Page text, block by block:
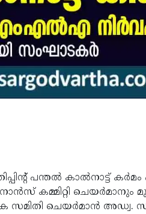
പന്തൽ കാൽനാട്ട്
കമ്മിറ്റി
സമിതി ചെയർമാൻ അഡ്വ.